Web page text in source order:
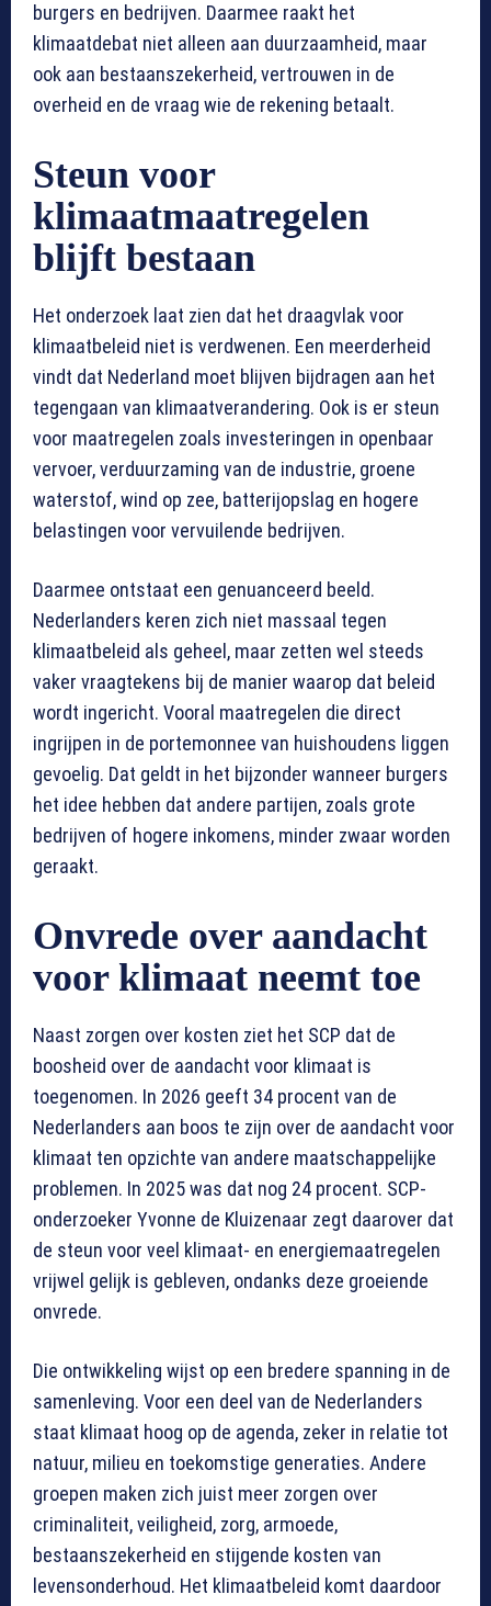
burgers en bedrijven. Daarmee raakt het
klimaatdebat niet alleen aan duurzaamheid, maar
ook aan bestaanszekerheid, vertrouwen in de
overheid en de vraag wie de rekening betaalt.
Steun voor
klimaatmaatregelen
blijft bestaan
Het onderzoek laat zien dat het draagvlak voor
klimaatbeleid niet is verdwenen. Een meerderheid
vindt dat Nederland moet blijven bijdragen aan het
tegengaan van klimaatverandering. Ook is er steun
voor maatregelen zoals investeringen in openbaar
vervoer, verduurzaming van de industrie, groene
waterstof, wind op zee, batterijopslag en hogere
belastingen voor vervuilende bedrijven.
Daarmee ontstaat een genuanceerd beeld.
Nederlanders keren zich niet massaal tegen
klimaatbeleid als geheel, maar zetten wel steeds
vaker vraagtekens bij de manier waarop dat beleid
wordt ingericht. Vooral maatregelen die direct
ingrijpen in de portemonnee van huishoudens liggen
gevoelig. Dat geldt in het bijzonder wanneer burgers
het idee hebben dat andere partijen, zoals grote
bedrijven of hogere inkomens, minder zwaar worden
geraakt.
Onvrede over aandacht
voor klimaat neemt toe
Naast zorgen over kosten ziet het SCP dat de
boosheid over de aandacht voor klimaat is
toegenomen. In 2026 geeft 34 procent van de
Nederlanders aan boos te zijn over de aandacht voor
klimaat ten opzichte van andere maatschappelijke
problemen. In 2025 was dat nog 24 procent. SCP-
onderzoeker Yvonne de Kluizenaar zegt daarover dat
de steun voor veel klimaat- en energiemaatregelen
vrijwel gelijk is gebleven, ondanks deze groeiende
onvrede.
Die ontwikkeling wijst op een bredere spanning in de
samenleving. Voor een deel van de Nederlanders
staat klimaat hoog op de agenda, zeker in relatie tot
natuur, milieu en toekomstige generaties. Andere
groepen maken zich juist meer zorgen over
criminaliteit, veiligheid, zorg, armoede,
bestaanszekerheid en stijgende kosten van
levensonderhoud. Het klimaatbeleid komt daardoor